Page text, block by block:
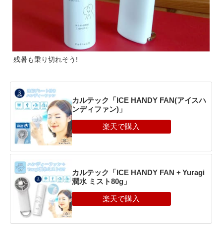
残暑も乗り切れそう!
カルテック「ICE HANDY FAN(アイスハ
ンディファン)」
カルテック「ICE HANDY FAN + Yuragi
潤水 ミスト80g」